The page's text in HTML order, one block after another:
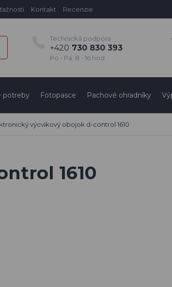
Kontakt Recenzie
Technická podpora
+420 730 830 393
Po - Pá: 8 - 16 hod
potreby Fotopasce Pachové ohradníky
výcvikový obojok d-control 1610
1610